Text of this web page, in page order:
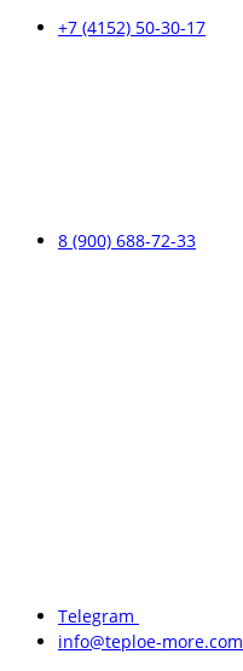
+7 (4152) 50-30-17
8 (900) 688-72-33
Telegram
info@teploe-more.com